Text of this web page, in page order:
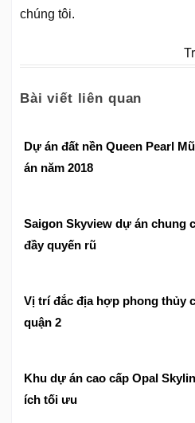
chúng tôi.
Bài viết liên quan
Dự án đất nền Queen Pearl
án năm 2018
Saigon Skyview dự án chung
đầy quyến rũ
Vị trí đắc địa hợp phong thủy
quận 2
Khu dự án cao cấp Opal
ích tối ưu